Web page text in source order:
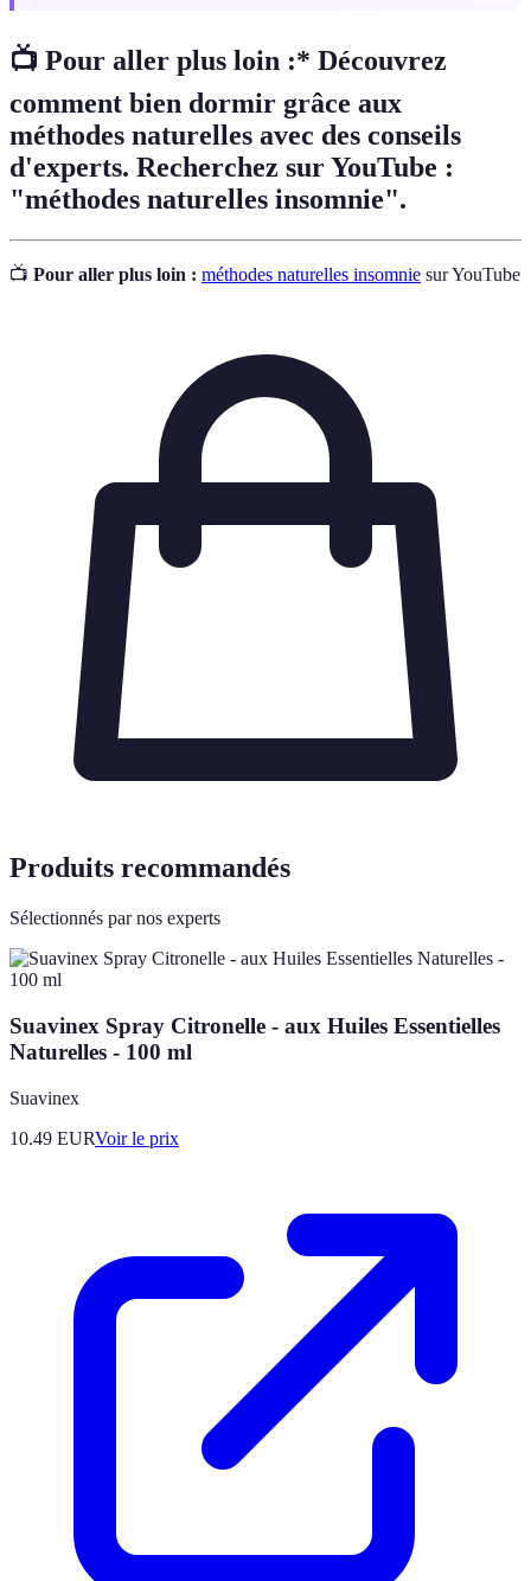
📺 Pour aller plus loin :* Découvrez
comment bien dormir grâce aux
méthodes naturelles avec des conseils
d'experts. Recherchez sur YouTube :
"méthodes naturelles insomnie".
📺 Pour aller plus loin : méthodes naturelles insomnie sur YouTube
Produits recommandés
Sélectionnés par nos experts
Suavinex Spray Citronelle - aux Huiles Essentielles
Naturelles - 100 ml
Suavinex
10.49 EURVoir le prix